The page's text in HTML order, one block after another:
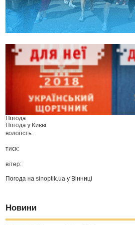
Погода
Погода у Києві
вологість:
тиск:
вітер:
Погода наsinoptik.ua у Вінниці
Новини